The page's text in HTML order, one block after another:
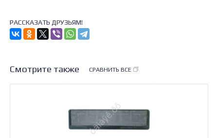
РАССКАЗАТЬ ДРУЗЬЯМ!
Смотрите также СРАВНИТЬ ВСЕ